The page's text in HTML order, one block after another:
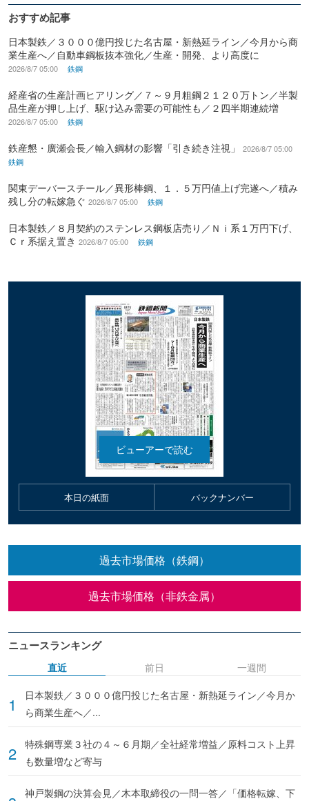
おすすめ記事
日本製鉄／３０００億円投じた名古屋・新熱延ライン／今月から商
業生産へ／自動車鋼板抜本強化／生産・開発、より高度に
2026/8/7 05:00 鉄鋼
経産省の生産計画ヒアリング／７～９月粗鋼２１２０万トン／半製
品生産が押し上げ、駆け込み需要の可能性も／２四半期連続増
2026/8/7 05:00 鉄鋼
鉄産懇・廣瀬会長／輸入鋼材の影響「引き続き注視」
2026/8/7 05:00
鉄鋼
関東デーバースチール／異形棒鋼、１．５万円値上げ完遂へ／積み
残し分の転嫁急ぐ 2026/8/7 05:00 鉄鋼
日本製鉄／８月契約のステンレス鋼板店売り／Ｎｉ系１万円下げ、
Ｃｒ系据え置き 2026/8/7 05:00 鉄鋼
本日の紙面 バックナンバー
過去市場価格（鉄鋼）
過去市場価格（非鉄金属）
ニュースランキング
直近
日本製鉄／３０００億円投じた名古屋・新熱延ライン／今月か
ら商業生産へ／...
特殊鋼専業３社の４～６月期／全社経常増益／原料コスト上昇
も数量増など寄与
神戸製鋼の決算会見／木本取締役の一問一答／「価格転嫁、下
前日 一週間